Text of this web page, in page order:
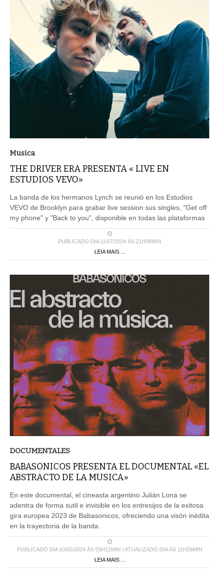
Musica
THE DRIVER ERA PRESENTA « LIVE EN
ESTUDIOS VEVO»
La banda de los hermanos Lynch se reunió en los Estudios
VEVO de Brooklyn para grabar live session sus singles, "Get off
my phone" y "Back to you", disponible en todas las plataformas
PUBLICADO DIA 11/07/2024 ÀS 21H08MIN
LEIA MAIS ...
DOCUMENTALES
BABASONICOS PRESENTA EL DOCUMENTAL «EL
ABSTRACTO DE LA MUSICA»
En este documental, el cineasta argentino Julián Lona se
adentra de forma sutil e invisible en los entresijos de la exitosa
gira europea 2023 de Babasonicos, ofreciendo una visón inédita
en la trayectoria de la banda.
PUBLICADO DIA 10/05/2024 ÀS 03H12MIN | ATUALIZADO DIA ÀS 11H26MIN
LEIA MAIS ...